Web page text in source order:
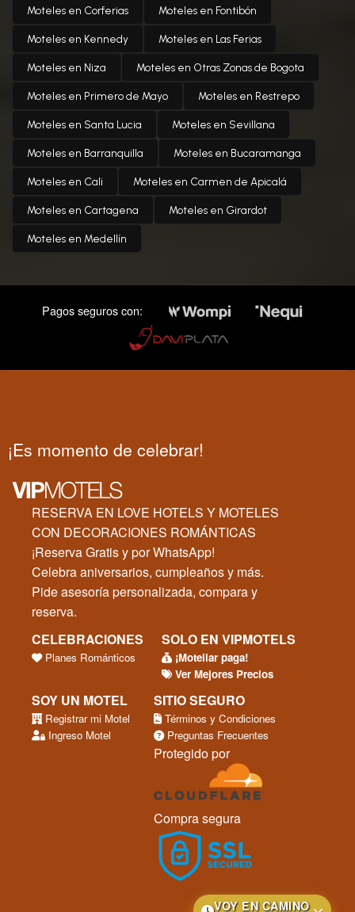
Moteles en Corferias Moteles en Fontibón
Moteles en Kennedy Moteles en Las Ferias
Moteles en Niza Moteles en Otras Zonas de Bogota
Moteles en Primero de Mayo Moteles en Restrepo
Moteles en Santa Lucia Moteles en Sevillana
Moteles en Barranquilla Moteles en Bucaramanga
Moteles en Cali Moteles en Carmen de Apicalá
Moteles en Cartagena Moteles en Girardot
Moteles en Medellín
Pagos seguros con:
¡Es momento de celebrar!
RESERVA EN LOVE HOTELS Y MOTELES
CON DECORACIONES ROMÁNTICAS
¡Reserva Gratis y por WhatsApp!
Celebra aniversarios, cumpleaños y más.
Pide asesoría personalizada, compara y
reserva.
CELEBRACIONES
Planes Románticos
SOLO EN VIPMOTELS
¡Moteliar paga!
Ver Mejores Precios
SOY UN MOTEL
Registrar mi Motel
Ingreso Motel
SITIO SEGURO
Términos y Condiciones
Preguntas Frecuentes
Protegido por
Compra segura
VOY EN CAMINO